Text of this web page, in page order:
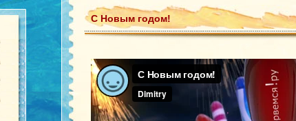
С Новым годом!